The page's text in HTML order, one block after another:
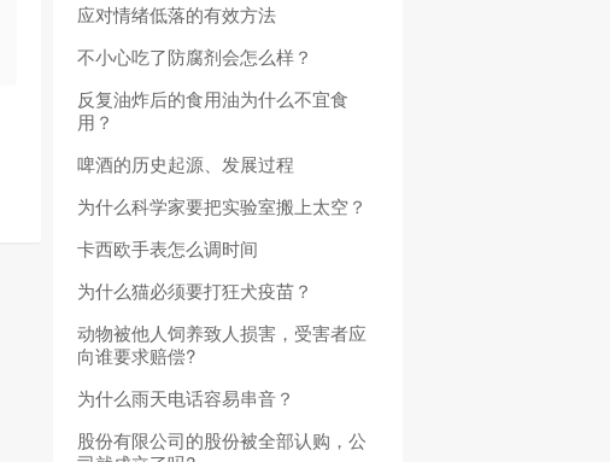
应对情绪低落的有效方法
不小心吃了防腐剂会怎么样？
反复油炸后的食用油为什么不宜食
用？
啤酒的历史起源、发展过程
为什么科学家要把实验室搬上太空？
卡西欧手表怎么调时间
为什么猫必须要打狂犬疫苗？
动物被他人饲养致人损害，受害者应
向谁要求赔偿?
为什么雨天电话容易串音？
股份有限公司的股份被全部认购，公